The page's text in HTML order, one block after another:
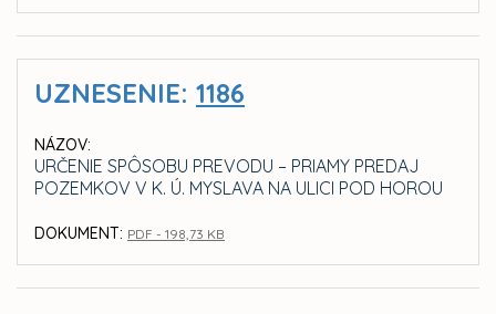
UZNESENIE: 1186
NÁZOV:
URČENIE SPÔSOBU PREVODU – PRIAMY PREDAJ
POZEMKOV V K. Ú. MYSLAVA NA ULICI POD HOROU
DOKUMENT: PDF - 198,73 KB